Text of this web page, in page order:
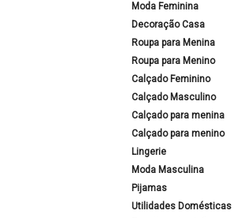
Moda Feminina
Decoração Casa
Roupa para Menina
Roupa para Menino
Calçado Feminino
Calçado Masculino
Calçado para menina
Calçado para menino
Lingerie
Moda Masculina
Pijamas
Utilidades Domésticas